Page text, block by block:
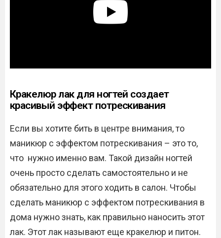
Кракелюр лак для ногтей создает
красивый эффект потрескивания
Если вы хотите бить в центре внимания, то
маникюр с эффектом потрескивания – это то,
что нужно именно вам. Такой дизайн ногтей
очень просто сделать самостоятельно и не
обязательно для этого ходить в салон. Чтобы
сделать маникюр с эффектом потрескивания в
дома нужно знать, как правильно наносить этот
лак. Этот лак называют еще кракелюр и питон.